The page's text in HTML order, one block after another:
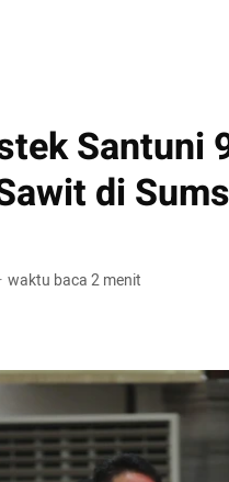
Santuni
di
· waktu baca 2 menit